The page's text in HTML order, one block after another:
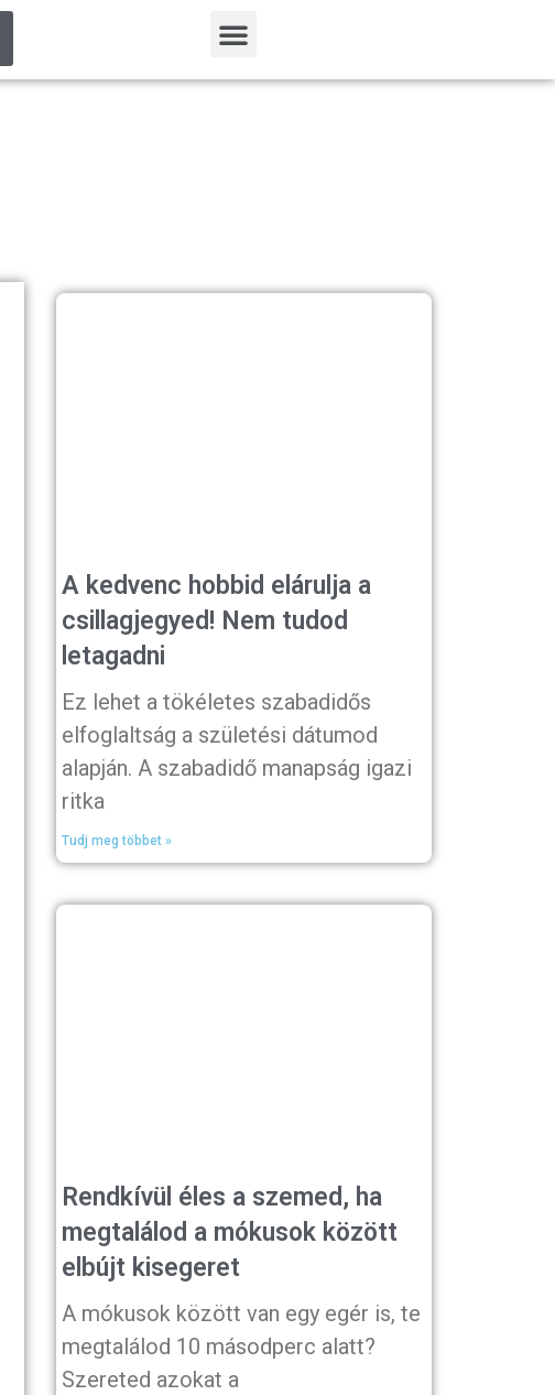
A kedvenc hobbid elárulja a
csillagjegyed! Nem tudod
letagadni
Ez lehet a tökéletes szabadidős
elfoglaltság a születési dátumod
alapján. A szabadidő manapság igazi
ritka
Tudj meg többet »
Rendkívül éles a szemed, ha
megtalálod a mókusok között
elbújt kisegeret
A mókusok között van egy egér is, te
megtalálod 10 másodperc alatt?
Szereted azokat a